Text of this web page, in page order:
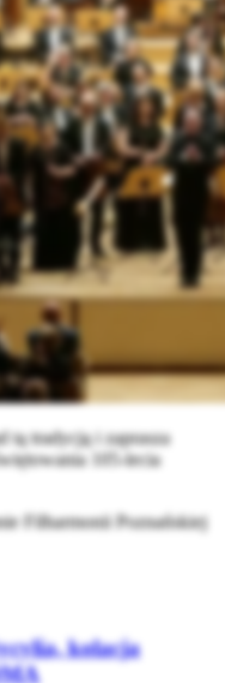
tą tradycją i zaprasza
105-lecia
Filharmonii Poznańskiej
kolacja